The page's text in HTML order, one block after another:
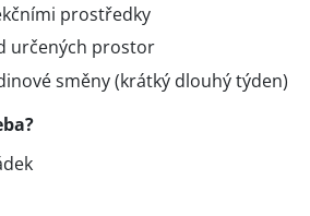
prostředky
určených prostor
směny (krátký dlouhý týden)